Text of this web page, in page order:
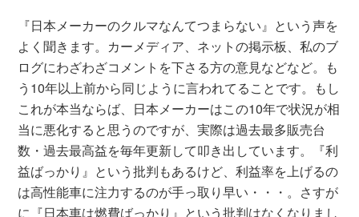
『日本メーカーのクルマなんてつまらない』という声を
よく聞きます。カーメディア、ネットの掲示板、私のブ
ログにわざわざコメントを下さる方の意見などなど。も
う10年以上前から同じように言われてることです。もし
これが本当ならば、日本メーカーはこの10年で状況が相
当に悪化すると思うのですが、実際は過去最多販売台
数・過去最高益を毎年更新して叩き出しています。『利
益ばっかり』という批判もあるけど、利益率を上げるの
は高性能車に注力するのが手っ取り早い・・・。さすが
に『日本車は燃費ばっかり』という批判はなくなりまし